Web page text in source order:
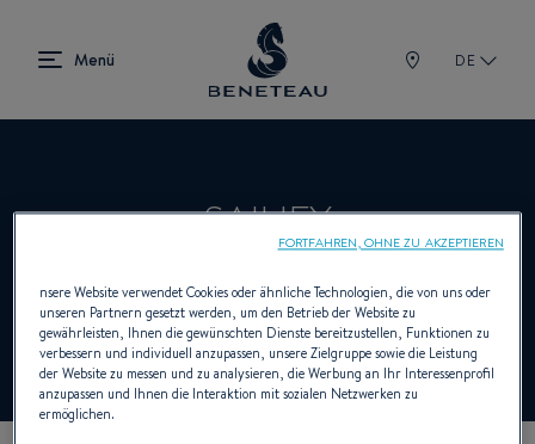
DE
SAILIFY
Händler Segelboote, First für BENETEAU
nsere Website verwendet Cookies oder ähnliche Technologien, die von uns oder
unseren Partnern gesetzt werden, um den Betrieb der Website zu
gewährleisten, Ihnen die gewünschten Dienste bereitzustellen, Funktionen zu
verbessern und individuell anzupassen, unsere Zielgruppe sowie die Leistung
der Website zu messen und zu analysieren, die Werbung an Ihr Interessenprofil
anzupassen und Ihnen die Interaktion mit sozialen Netzwerken zu
ermöglichen.
FORTFAHREN, OHNE ZU AKZEPTIEREN